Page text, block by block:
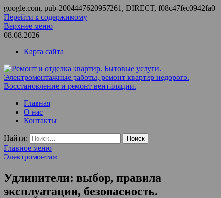
google.com, pub-2004447620957261, DIRECT, f08c47fec0942fa0
Перейти к содержимому
Верхнее меню
08.08.2026
Карта сайта
Ремонт и отделка квартир. Бытовые услуги.
Электромонтажные работы, ремонт квартир недорого.
Восстановление и ремонт вентиляции.
ООО Домус — ремонт квартир, обслуживание и ремонт
вентиляции, монтаж систем приточной вентиляции.
Главная
О нас
Контакты
Найти:
Главное меню
Электромонтаж
Удлинители: выбор, правила
эксплуатации, безопасность.